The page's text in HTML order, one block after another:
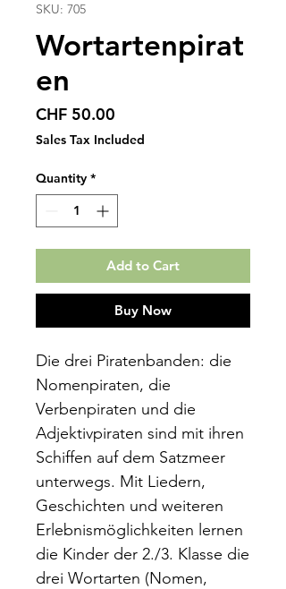
SKU: 705
Wortartenpirat
en
CHF 50.00
Sales Tax Included
Quantity *
Add to Cart
Buy Now
Die drei Piratenbanden: die
Nomenpiraten, die
Verbenpiraten und die
Adjektivpiraten sind mit ihren
Schiffen auf dem Satzmeer
unterwegs. Mit Liedern,
Geschichten und weiteren
Erlebnismöglichkeiten lernen
die Kinder der 2./3. Klasse die
drei Wortarten (Nomen,